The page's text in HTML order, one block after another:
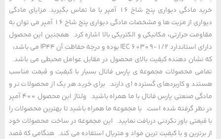
خرید مادگی دیواری پنج شاخ 16 آمپر با ما تماس بگیرید. مزایای مادگی
دیواری از مزیت ها و مشخصات مادگی دیواری پنج شاخ 16 آمپر می توان به
حرارتی، مکانیکی و الکتریکی بالا اشاره کرد. همجنین این محصول
دارای استاندارد IEC 60309-1/2 بوده و درجه حفاظت آن IP44 می باشد،
دهنده کیفیت بالای محصول در مقابل عوامل محیطی می باشد.
محصولات مجموعه ی پارس فانال بسیار با کیفیت و قیمت مناسب
و کاربردهای گسترده ای دارند. برای خرید هر یک از محصولات نر و
مادگی صنعتی پارس فانال با ما همراه باشید. ولتاژ این محصول 400 آمپر
گرفته شده است. با مجموعه ما همراه باشید تا بهترین محصولات را
باور نکردنی دریافت نمایید. این مجموعه در ساخت محصولات خود
و با کیفیت ترین مواد و متریال استفاده می کند. هنگامی که قصد